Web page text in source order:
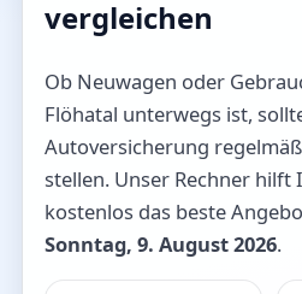
vergleichen
Ob Neuwagen oder
Flöhatal unterwegs ist,
Autoversicherung
stellen. Unser Rechner hilft
kostenlos das beste
Sonntag, 9. August 2026.